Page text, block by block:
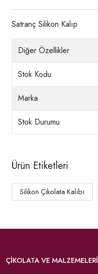
Satranç Silikon Kalıp
Diğer Özellikler
Stok Kodu
Marka
Stok Durumu
Ürün Etiketleri
Silikon Çikolata Kalıbı
ÇIKOLATA VE MALZEMELERI